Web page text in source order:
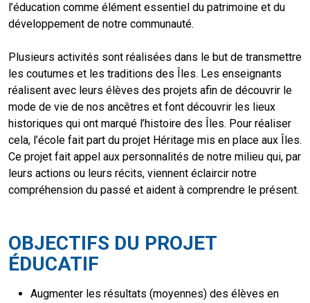
l’éducation comme élément essentiel du patrimoine et du
développement de notre communauté.
Plusieurs activités sont réalisées dans le but de transmettre
les coutumes et les traditions des Îles. Les enseignants
réalisent avec leurs élèves des projets afin de découvrir le
mode de vie de nos ancêtres et font découvrir les lieux
historiques qui ont marqué l’histoire des Îles. Pour réaliser
cela, l’école fait part du projet Héritage mis en place aux Îles.
Ce projet fait appel aux personnalités de notre milieu qui, par
leurs actions ou leurs récits, viennent éclaircir notre
compréhension du passé et aident à comprendre le présent.
OBJECTIFS DU PROJET
ÉDUCATIF
Augmenter les résultats (moyennes) des élèves en